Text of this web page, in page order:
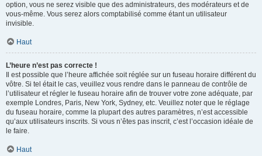
option, vous ne serez visible que des administrateurs, des modérateurs et de
vous-même. Vous serez alors comptabilisé comme étant un utilisateur
invisible.
Haut
L’heure n’est pas correcte !
Il est possible que l’heure affichée soit réglée sur un fuseau horaire différent du
vôtre. Si tel était le cas, veuillez vous rendre dans le panneau de contrôle de
l’utilisateur et régler le fuseau horaire afin de trouver votre zone adéquate, par
exemple Londres, Paris, New York, Sydney, etc. Veuillez noter que le réglage
du fuseau horaire, comme la plupart des autres paramètres, n’est accessible
qu’aux utilisateurs inscrits. Si vous n’êtes pas inscrit, c’est l’occasion idéale de
le faire.
Haut